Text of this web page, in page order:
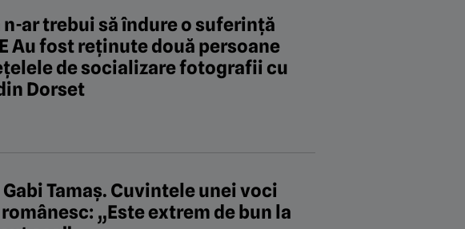
ar trebui să îndure o suferință
Au fost reținute două persoane
de socializare fotografii cu
Dorset
Tamaș. Cuvintele unei voci
„Este extrem de bun la